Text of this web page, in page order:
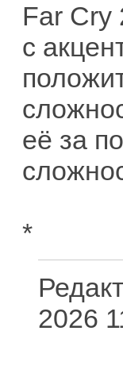
Far Cry
с
её за
*
2026